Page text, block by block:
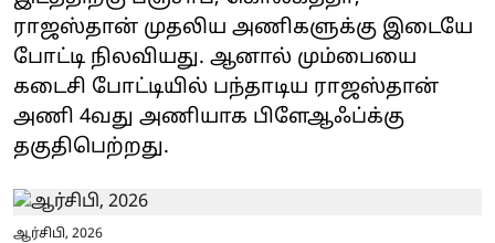
ராஜஸ்தான் முதலிய அணிகளுக்கு இடையே
போட்டி நிலவியது. ஆனால் மும்பையை
கடைசி போட்டியில் பந்தாடிய ராஜஸ்தான்
அணி 4வது அணியாக பிளேஆஃப்க்கு
தகுதிபெற்றது.
ஆர்சிபி, 2026